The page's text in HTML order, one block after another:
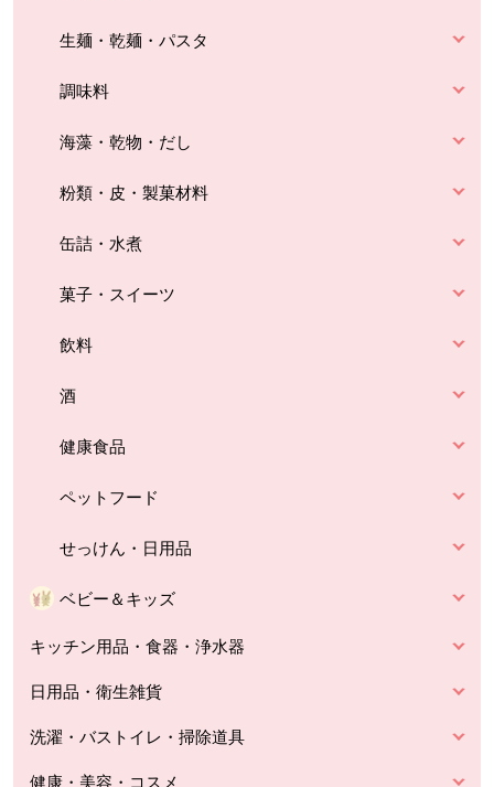
生麺・乾麺・パスタ
調味料
海藻・乾物・だし
粉類・皮・製菓材料
缶詰・水煮
菓子・スイーツ
飲料
酒
健康食品
ペットフード
せっけん・日用品
ベビー＆キッズ
キッチン用品・食器・浄水器
日用品・衛生雑貨
洗濯・バストイレ・掃除道具
健康・美容・コスメ